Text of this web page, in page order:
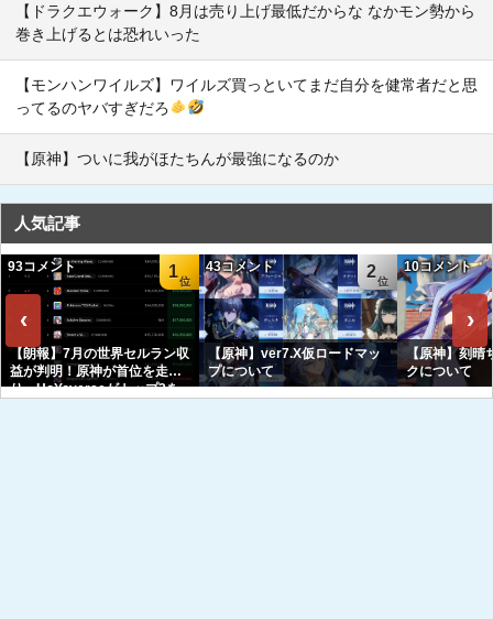
【ドラクエウォーク】8月は売り上げ最低だからな なかモン勢から
巻き上げるとは恐れいった
【モンハンワイルズ】ワイルズ買っといてまだ自分を健常者だと思
ってるのヤバすぎだろ
【原神】ついに我がほたちんが最強になるのか
人気記事
‹
1
93コメント
【朗報】7月の世界セルラン収
益が判明！原神が首位を走
り、HoYoverseがトップ3を
2
43コメント
【原神】ver7.X仮ロードマッ
プについて
10コメント
【原神】刻
クについて
›